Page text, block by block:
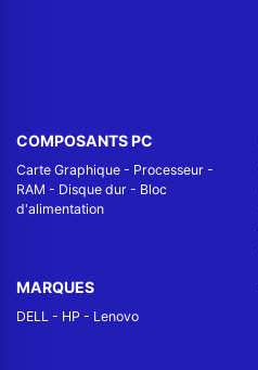
COMPOSANTS PC
Carte Graphique - Processeur -
RAM - Disque dur - Bloc
d'alimentation
MARQUES
DELL - HP - Lenovo